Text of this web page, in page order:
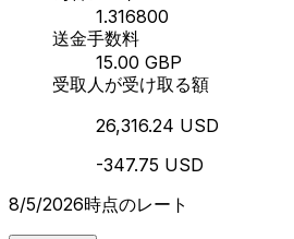
1.316800
送金手数料
15.00 GBP
受取人が受け取る額
26,316.24 USD
-347.75 USD
8/5/2026時点のレート